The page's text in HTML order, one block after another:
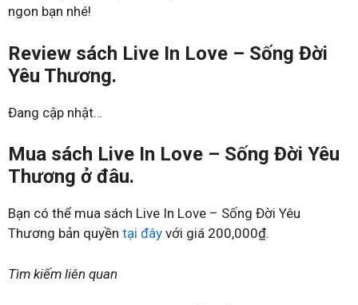
ngon bạn nhé!
Review sách Live In Love – Sống Đời
Yêu Thương.
Đang cập nhật…
Mua sách Live In Love – Sống Đời Yêu
Thương ở đâu.
Bạn có thể mua sách Live In Love – Sống Đời Yêu
Thương bản quyền tại đây với giá 200,000₫.
Tìm kiếm liên quan